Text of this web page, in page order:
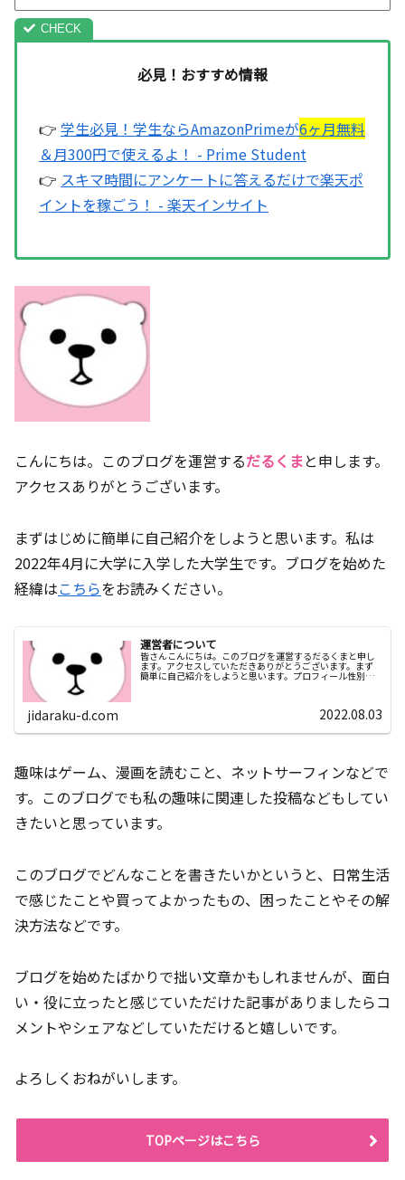
必見！おすすめ情報
👉 学生必見！学生ならAmazonPrimeが6ヶ月無料
＆月300円で使えるよ！ - Prime Student
👉 スキマ時間にアンケートに答えるだけで楽天ポ
イントを稼ごう！ - 楽天インサイト
こんにちは。このブログを運営するだるくまと申します。
アクセスありがとうございます。
まずはじめに簡単に自己紹介をしようと思います。私は
2022年4月に大学に入学した大学生です。ブログを始めた
経緯はこちらをお読みください。
運営者について
皆さんこんにちは。このブログを運営するだるくまと申し
ます。アクセスしていただきありがとうございます。まず
簡単に自己紹介をしようと思います。プロフィール性別男
jidaraku-d.com 2022.08.03
趣味はゲーム、漫画を読むこと、ネットサーフィンなどで
す。このブログでも私の趣味に関連した投稿などもしてい
きたいと思っています。
このブログでどんなことを書きたいかというと、日常生活
で感じたことや買ってよかったもの、困ったことやその解
決方法などです。
ブログを始めたばかりで拙い文章かもしれませんが、面白
い・役に立ったと感じていただけた記事がありましたらコ
メントやシェアなどしていただけると嬉しいです。
よろしくおねがいします。
TOPページはこちら